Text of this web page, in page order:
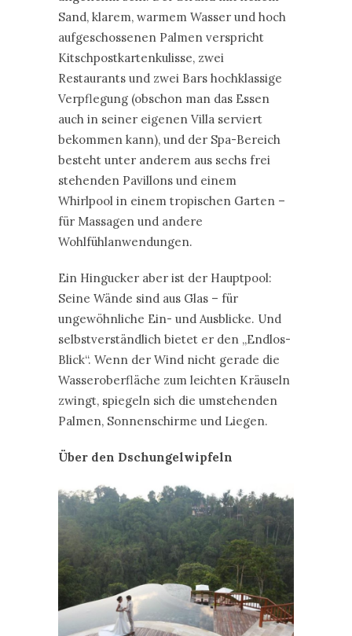
Sand, klarem, warmem Wasser und hoch
aufgeschossenen Palmen verspricht
Kitschpostkartenkulisse, zwei
Restaurants und zwei Bars hochklassige
Verpflegung (obschon man das Essen
auch in seiner eigenen Villa serviert
bekommen kann), und der Spa-Bereich
besteht unter anderem aus sechs frei
stehenden Pavillons und einem
Whirlpool in einem tropischen Garten –
für Massagen und andere
Wohlfühlanwendungen.
Ein Hingucker aber ist der Hauptpool:
Seine Wände sind aus Glas – für
ungewöhnliche Ein- und Ausblicke. Und
selbstverständlich bietet er den „Endlos-
Blick“. Wenn der Wind nicht gerade die
Wasseroberfläche zum leichten Kräuseln
zwingt, spiegeln sich die umstehenden
Palmen, Sonnenschirme und Liegen.
Über den Dschungelwipfeln